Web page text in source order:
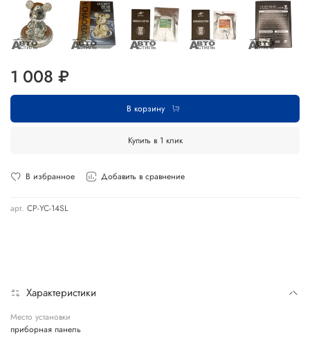
В избранное Добавить в сравнение
арт. CP-YC-14SL
1 008 ₽
В корзину
Купить в 1 клик
Характеристики
Место установки
приборная панель